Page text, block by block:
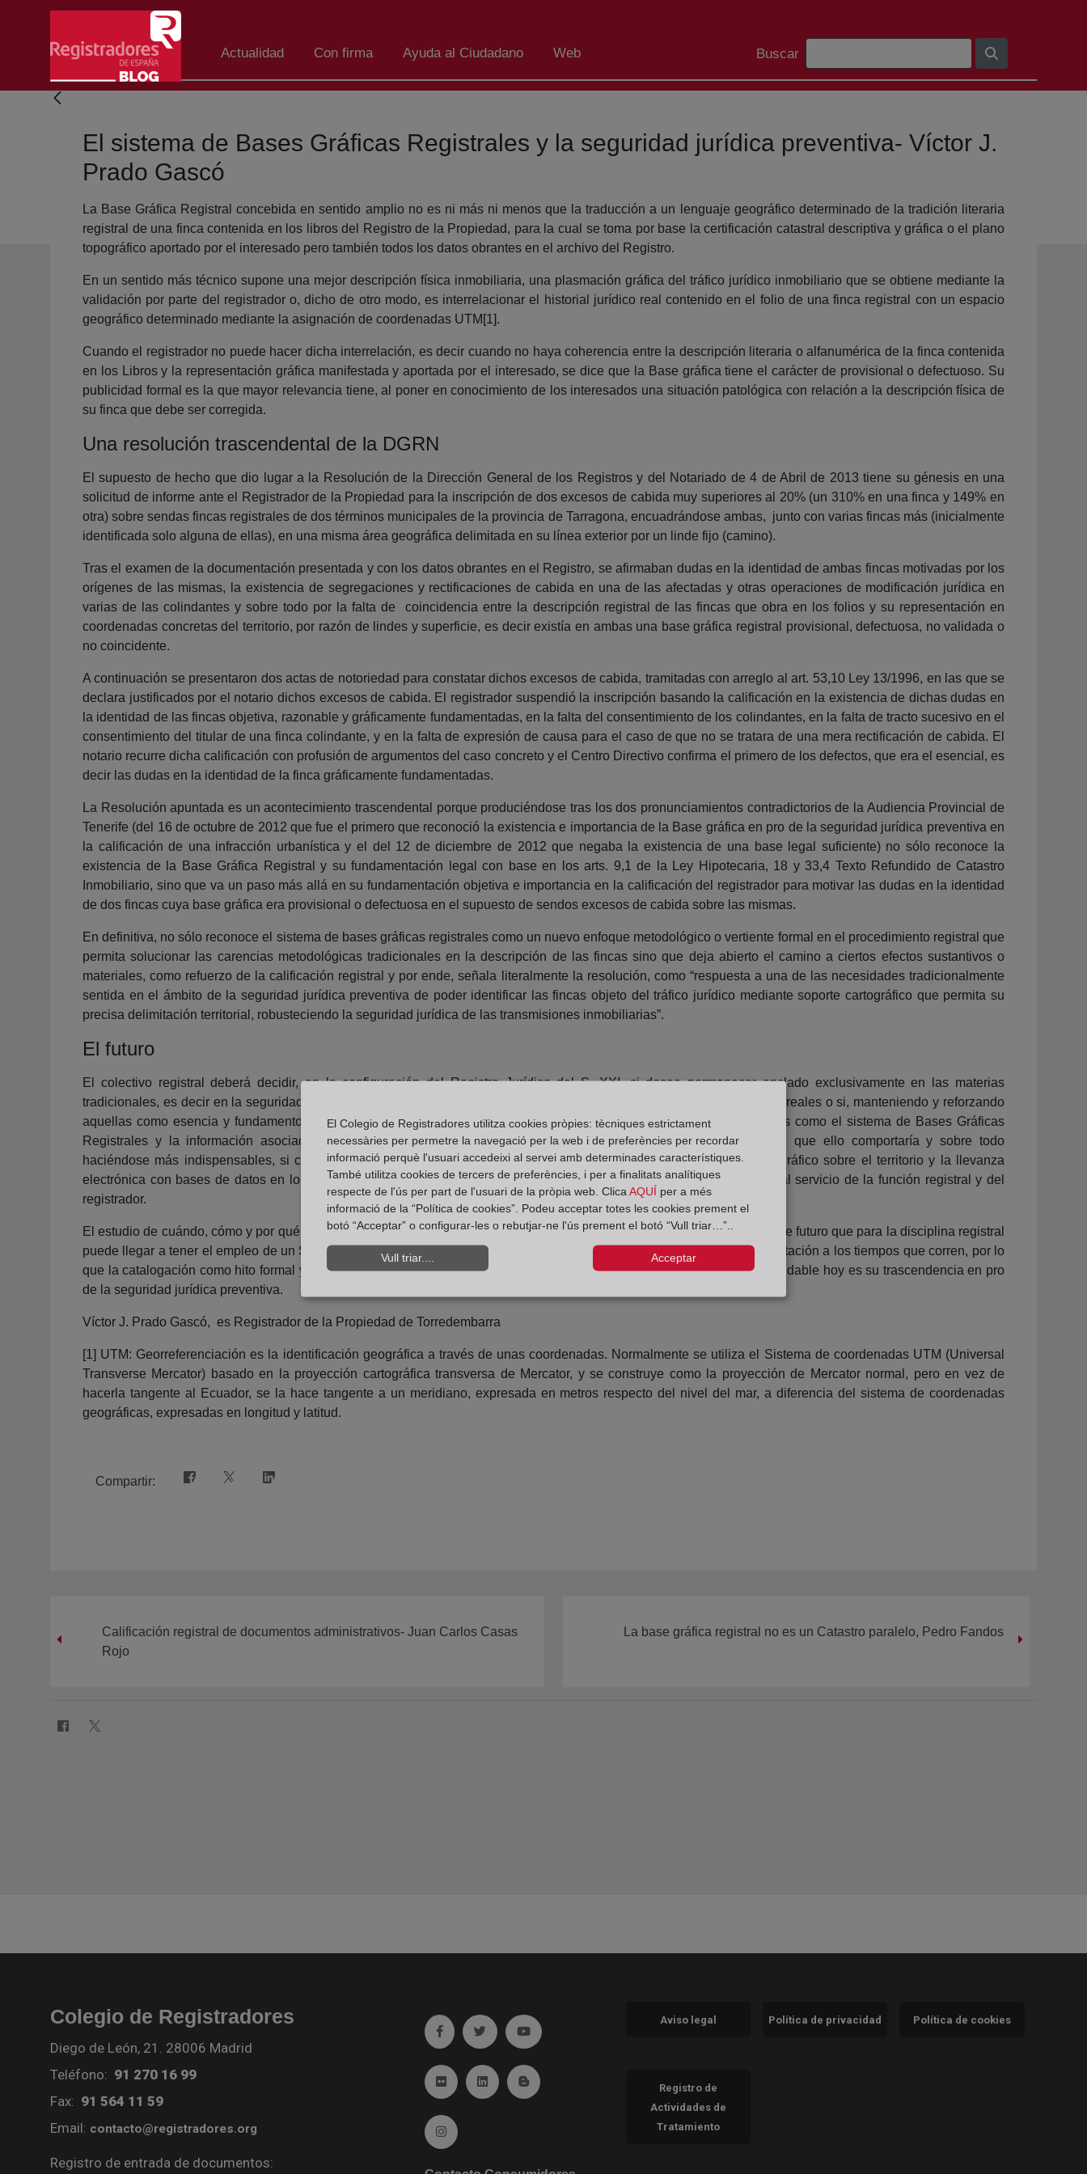
Salta al contingut principal
Actualidad Con firma Ayuda al Ciudadano Web
Barra de cerca
Buscar
El sistema de Bases Gráficas Registrales y la seguridad jurídica preventiva- Víctor J.
Prado Gascó
La Base Gráfica Registral concebida en sentido amplio no es ni más ni menos que la traducción a un lenguaje geográfico determinado de la tradición literaria
registral de una finca contenida en los libros del Registro de la Propiedad, para la cual se toma por base la certificación catastral descriptiva y gráfica o el plano
topográfico aportado por el interesado pero también todos los datos obrantes en el archivo del Registro.
En un sentido más técnico supone una mejor descripción física inmobiliaria, una plasmación gráfica del tráfico jurídico inmobiliario que se obtiene mediante la
validación por parte del registrador o, dicho de otro modo, es interrelacionar el historial jurídico real contenido en el folio de una finca registral con un espacio
geográfico determinado mediante la asignación de coordenadas UTM[1].
Cuando el registrador no puede hacer dicha interrelación, es decir cuando no haya coherencia entre la descripción literaria o alfanumérica de la finca contenida
en los Libros y la representación gráfica manifestada y aportada por el interesado, se dice que la Base gráfica tiene el carácter de provisional o defectuoso. Su
publicidad formal es la que mayor relevancia tiene, al poner en conocimiento de los interesados una situación patológica con relación a la descripción física de
su finca que debe ser corregida.
Una resolución trascendental de la DGRN
El supuesto de hecho que dio lugar a la Resolución de la Dirección General de los Registros y del Notariado de 4 de Abril de 2013 tiene su génesis en una
solicitud de informe ante el Registrador de la Propiedad para la inscripción de dos excesos de cabida muy superiores al 20% (un 310% en una finca y 149% en
otra) sobre sendas fincas registrales de dos términos municipales de la provincia de Tarragona, encuadrándose ambas, junto con varias fincas más (inicialmente
identificada solo alguna de ellas), en una misma área geográfica delimitada en su línea exterior por un linde fijo (camino).
Tras el examen de la documentación presentada y con los datos obrantes en el Registro, se afirmaban dudas en la identidad de ambas fincas motivadas por los
orígenes de las mismas, la existencia de segregaciones y rectificaciones de cabida en una de las afectadas y otras operaciones de modificación jurídica en
varias de las colindantes y sobre todo por la falta de coincidencia entre la descripción registral de las fincas que obra en los folios y su representación en
coordenadas concretas del territorio, por razón de lindes y superficie, es decir existía en ambas una base gráfica registral provisional, defectuosa, no validada o
no coincidente.
A continuación se presentaron dos actas de notoriedad para constatar dichos excesos de cabida, tramitadas con arreglo al art. 53,10 Ley 13/1996, en las que se
declara justificados por el notario dichos excesos de cabida. El registrador suspendió la inscripción basando la calificación en la existencia de dichas dudas en
la identidad de las fincas objetiva, razonable y gráficamente fundamentadas, en la falta del consentimiento de los colindantes, en la falta de tracto sucesivo en el
consentimiento del titular de una finca colindante, y en la falta de expresión de causa para el caso de que no se tratara de una mera rectificación de cabida. El
notario recurre dicha calificación con profusión de argumentos del caso concreto y el Centro Directivo confirma el primero de los defectos, que era el esencial, es
decir las dudas en la identidad de la finca gráficamente fundamentadas.
La Resolución apuntada es un acontecimiento trascendental porque produciéndose tras los dos pronunciamientos contradictorios de la Audiencia Provincial de
Tenerife (del 16 de octubre de 2012 que fue el primero que reconoció la existencia e importancia de la Base gráfica en pro de la seguridad jurídica preventiva en
la calificación de una infracción urbanística y el del 12 de diciembre de 2012 que negaba la existencia de una base legal suficiente) no sólo reconoce la
existencia de la Base Gráfica Registral y su fundamentación legal con base en los arts. 9,1 de la Ley Hipotecaria, 18 y 33,4 Texto Refundido de Catastro
Inmobiliario, sino que va un paso más allá en su fundamentación objetiva e importancia en la calificación del registrador para motivar las dudas en la identidad
de dos fincas cuya base gráfica era provisional o defectuosa en el supuesto de sendos excesos de cabida sobre las mismas.
En definitiva, no sólo reconoce el sistema de bases gráficas registrales como un nuevo enfoque metodológico o vertiente formal en el procedimiento registral que
permita solucionar las carencias metodológicas tradicionales en la descripción de las fincas sino que deja abierto el camino a ciertos efectos sustantivos o
materiales, como refuerzo de la calificación registral y por ende, señala literalmente la resolución, como “respuesta a una de las necesidades tradicionalmente
sentida en el ámbito de la seguridad jurídica preventiva de poder identificar las fincas objeto del tráfico jurídico mediante soporte cartográfico que permita su
precisa delimitación territorial, robusteciendo la seguridad jurídica de las transmisiones inmobiliarias”.
El futuro
El colectivo registral deberá decidir, en la configuración del Registro Jurídico del S. XXI, si desea permanecer anclado exclusivamente en las materias
tradicionales, es decir en la seguridad jurídica en las transacciones relativas al derecho de propiedad y demás derechos reales o si, manteniendo y reforzando
aquellas como esencia y fundamento al mejorar ostensiblemente la calificación registral, puede abrirse a otras materias como el sistema de Bases Gráficas
Registrales y la información asociada (urbanística y medioambiental principalmente), asumiendo la responsabilidad que ello comportaría y sobre todo
haciéndose más indispensables, si cabe, para la sociedad dentro de un marco legal adecuado sobre dos pilares: el gráfico sobre el territorio y la llevanza
electrónica con bases de datos en local, y en todo caso ambos pilares concebidos como instrumentos o herramientas al servicio de la función registral y del
registrador.
El estudio de cuándo, cómo y por qué la descripción de una finca admite una traducción gráfica territorial y la proyección de futuro que para la disciplina registral
puede llegar a tener el empleo de un Sistema de Bases Gráficas dependerá de la implicación de los Registros en la adaptación a los tiempos que corren, por lo
que la catalogación como hito formal y material corresponderá a futuras generaciones de juristas señalarlo, lo que es indudable hoy es su trascendencia en pro
de la seguridad jurídica preventiva.
Víctor J. Prado Gascó, es Registrador de la Propiedad de Torredembarra
[1] UTM: Georreferenciación es la identificación geográfica a través de unas coordenadas. Normalmente se utiliza el Sistema de coordenadas UTM (Universal
Transverse Mercator) basado en la proyección cartográfica transversa de Mercator, y se construye como la proyección de Mercator normal, pero en vez de
hacerla tangente al Ecuador, se la hace tangente a un meridiano, expresada en metros respecto del nivel del mar, a diferencia del sistema de coordenadas
geográficas, expresadas en longitud y latitud.
Compartir:
Calificación registral de documentos administrativos- Juan Carlos Casas
Rojo
La base gráfica registral no es un Catastro paralelo, Pedro Fandos
Colegio de Registradores
Diego de León, 21. 28006 Madrid
Teléfono: 91 270 16 99
Fax: 91 564 11 59
Email: contacto@registradores.org
Registro de entrada de documentos:
Ir a facebook (abre en ventana nueva)
Ir a twitter (abre en ventana nueva)
Ir a YouTube (abre en ventana nueva)
Ir a Flickr (abre en ventana nueva)
Ir a Linkedin (abre en ventana nueva)
Ir al Blog (abre en ventana nueva)
Ir a Instagram (abre en ventana nueva)
Aviso legal Política de privacidad Política de cookies
Registro de
Actividades de
Tratamiento
El Colegio de Registradores utilitza cookies pròpies: tècniques estrictament
necessàries per permetre la navegació per la web i de preferències per recordar
informació perquè l'usuari accedeixi al servei amb determinades característiques.
També utilitza cookies de tercers de preferències, i per a finalitats analítiques
respecte de l'ús per part de l'usuari de la pròpia web. Clica AQUÍ per a més
informació de la “Política de cookies”. Podeu acceptar totes les cookies prement el
botó “Acceptar” o configurar-les o rebutjar-ne l'ús prement el botó “Vull triar…”..
Vull triar.... Acceptar